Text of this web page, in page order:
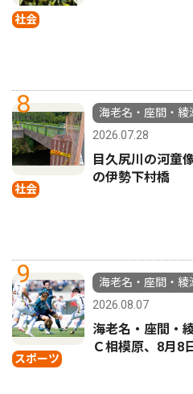
社会
8
社会
海老名・座間・綾
2026.07.28
目久尻川の河童
の伊勢下村橋
9
スポーツ
海老名・座間・綾
2026.08.07
海老名・座間
Ｃ相模原、8月8